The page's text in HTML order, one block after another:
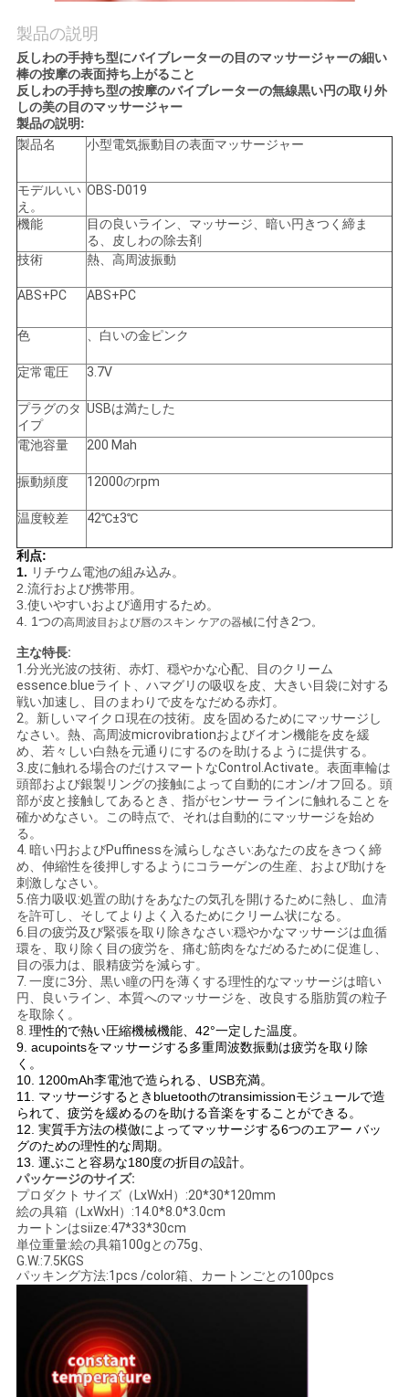
連
絡
し
な
い
引
用
を
要
求
し
な
さ
い
地
図
PRIVACY
POLICY
製品の説明
反しわの手持ち型にバイブレーターの目のマッサージャーの細い
棒の按摩の表面持ち上がること
反しわの手持ち型の按摩のバイブレーターの無線黒い円の取り外
しの美の目のマッサージャー
製品の説明:
製品名
小型電気振動目の表面マッサージャー
モデルいい
え。
OBS-D019
機能
目の良いライン、マッサージ、暗い円きつく締ま
る、皮しわの除去剤
技術
熱、高周波振動
ABS+PC ABS+PC
色 、白いの金ピンク
定常電圧 3.7V
プラグのタ
イプ
USBは満たした
電池容量 200 Mah
振動頻度 12000のrpm
温度較差 42℃±3℃
利点:
1. リチウム電池の組み込み。
2.流行および携帯用。
3.使いやすいおよび適用するため。
4. 1つの高周波目 および唇のスキン ケアの器械に付き2つ。
主な特長:
1.分光光波の技術、赤灯、穏やかな心配、目のクリーム
essence.blueライト、ハマグリの吸収を皮、大きい目袋に対する
戦い加速し、目のまわりで皮をなだめる赤灯。
2。新しいマイクロ現在の技術。皮を固めるためにマッサージし
なさい。熱、高周波microvibrationおよびイオン機能を皮を緩
め、若々しい白熱を元通りにするのを助けるように提供する。
3.皮に触れる場合のだけスマートなControl.Activate。表面車輪は
頭部および銀製リングの接触によって自動的にオン/オフ回る。頭
部が皮と接触してあるとき、指がセンサー ラインに触れることを
確かめなさい。この時点で、それは自動的にマッサージを始め
る。
4. 暗い円およびPuffinessを減らしなさい:あなたの皮をきつく締
め、伸縮性を後押しするようにコラーゲンの生産、および助けを
刺激しなさい。
5.倍力吸収:処置の助けをあなたの気孔を開けるために熱し、血清
を許可し、そしてよりよく入るためにクリーム状になる。
6.目の疲労及び緊張を取り除きなさい:穏やかなマッサージは血循
環を、取り除く目の疲労を、痛む筋肉をなだめるために促進し、
目の張力は、眼精疲労を減らす。
7. 一度に3分、黒い瞳の円を薄くする理性的なマッサージは暗い
円、良いライン、本質へのマッサージを、改良する脂肪質の粒子
を取除く。
8. 理性的で熱い圧縮機械機能、42°一定した温度。
9. acupointsをマッサージする多重周波数振動は疲労を取り除
く。
10. 1200mAh李電池で造られる、USB充満。
11. マッサージするときbluetoothのtransimissionモジュールで造
られて、疲労を緩めるのを助ける音楽をすることができる。
12. 実質手方法の模倣によってマッサージする6つのエアー バッ
グのための理性的な周期。
13. 運ぶこと容易な180度の折目の設計。
パッケージのサイズ:
プロダクト サイズ（LxWxH）:20*30*120mm
絵の具箱（LxWxH）:14.0*8.0*3.0cm
カートンはsiize:47*33*30cm
単位重量:絵の具箱100gとの75g、
G.W.:7.5KGS
パッキング方法:1pcs /color箱、カートンごとの100pcs